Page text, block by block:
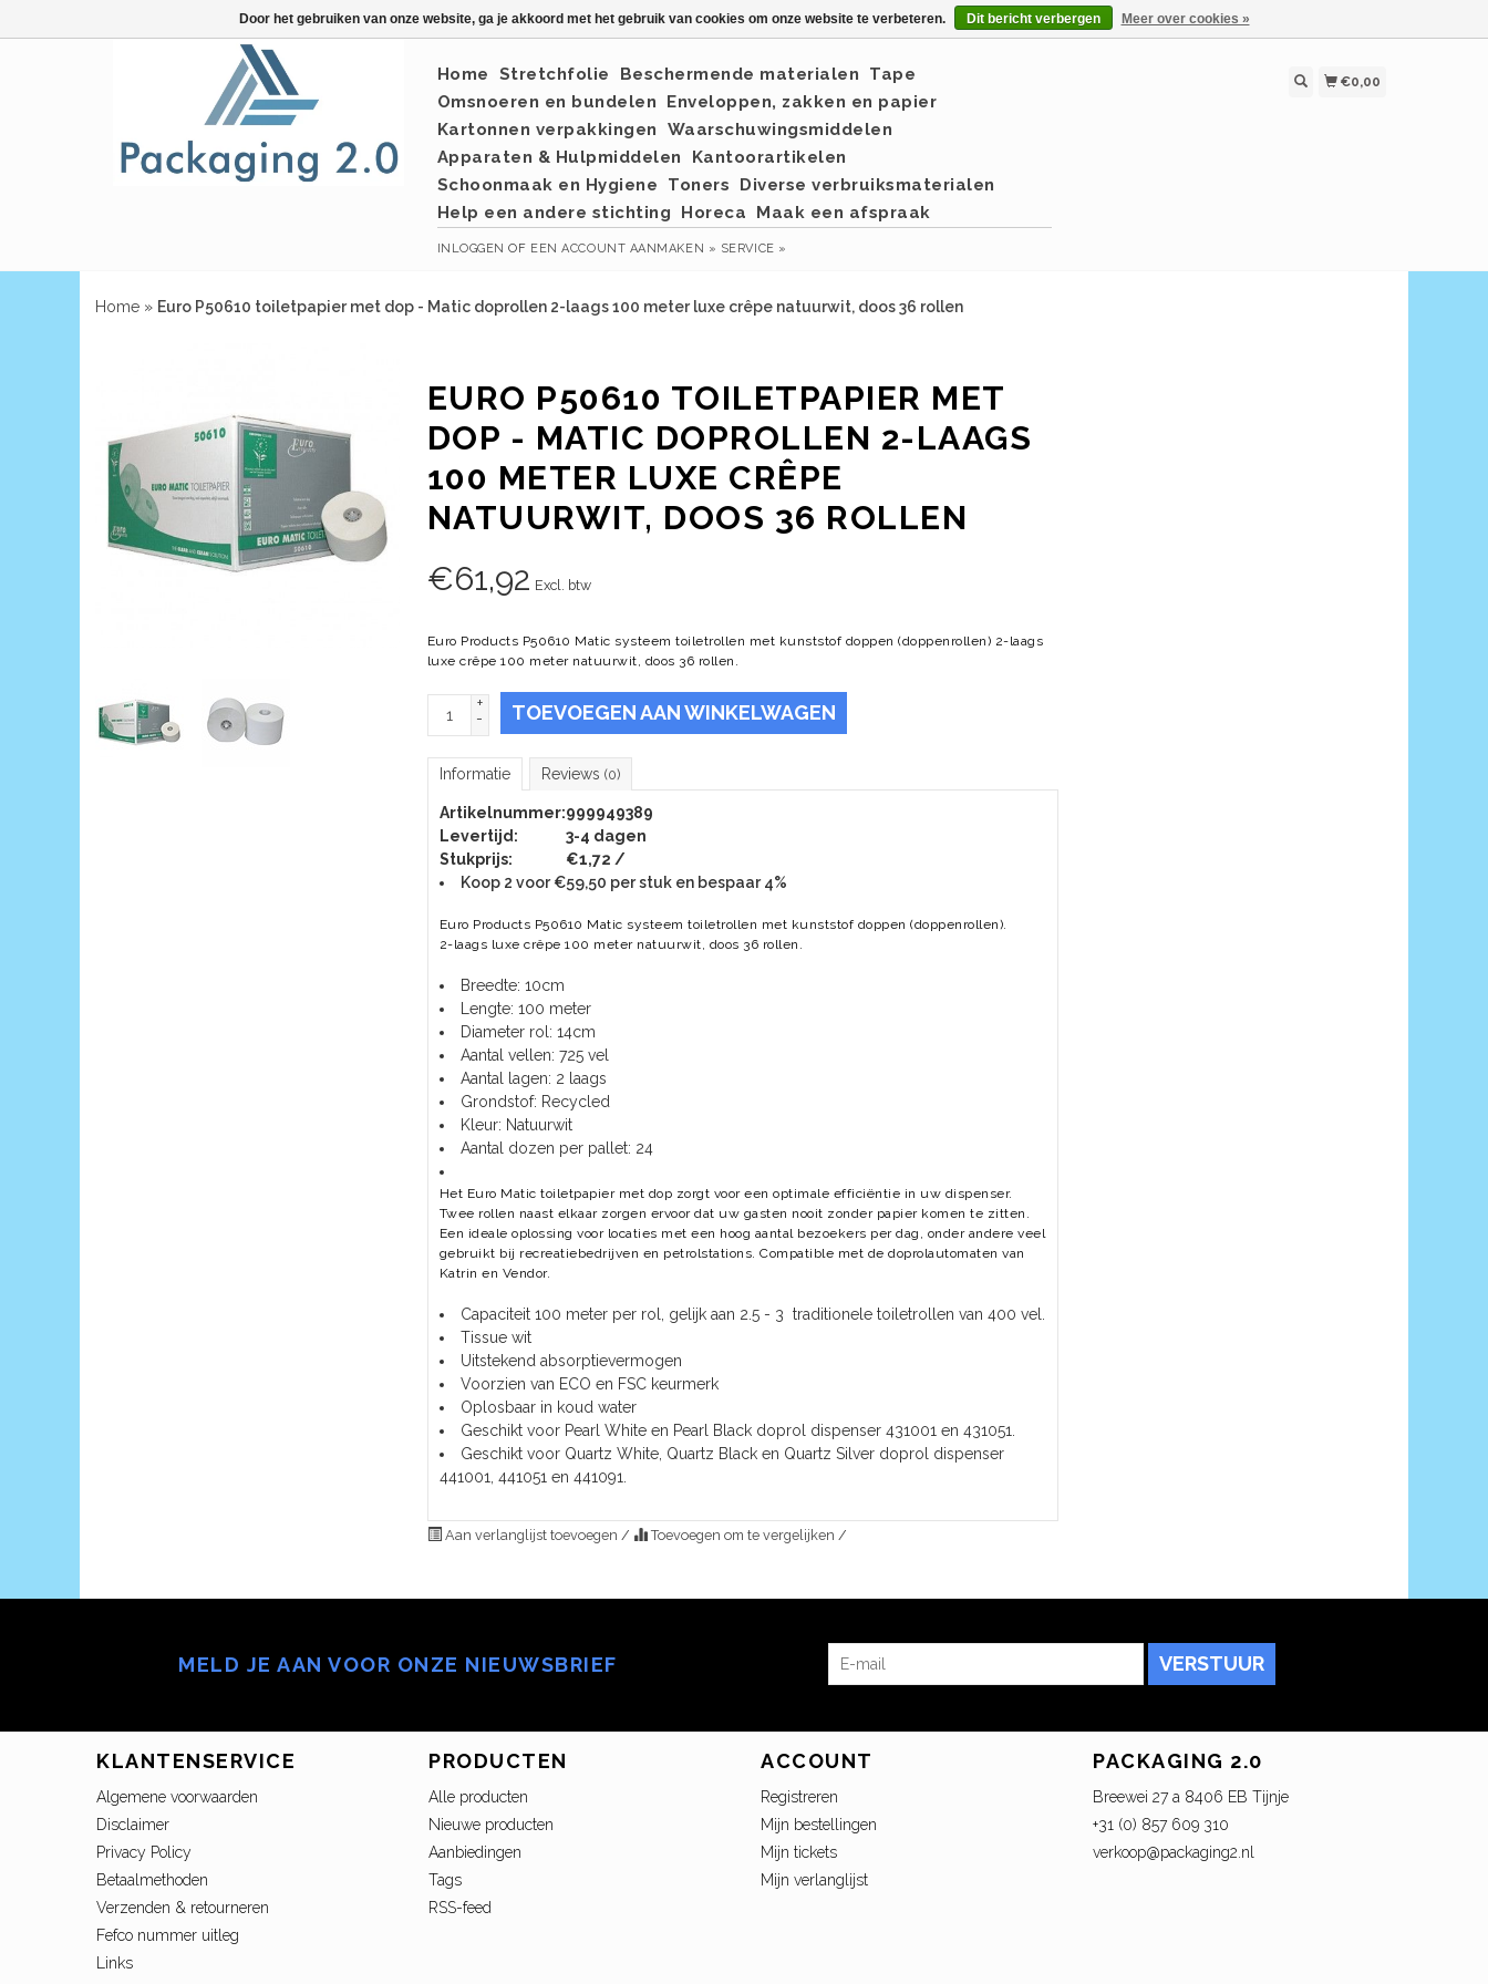
Home Stretchfolie Beschermende materialen
Tape
Omsnoeren en bundelen
Enveloppen, zakken en papier
Kartonnen verpakkingen
Waarschuwingsmiddelen
Apparaten & Hulpmiddelen
Kantoorartikelen
Schoonmaak en Hygiene
Toners
Diverse verbruiksmaterialen
Help een andere stichting
Horeca Maak een afspraak
INLOGGEN OF EEN ACCOUNT AANMAKEN » SERVICE »
€0,00
Home » Euro P50610 toiletpapier met dop - Matic doprollen 2-laags 100 meter luxe crêpe natuurwit, doos 36 rollen
EURO P50610 TOILETPAPIER MET
DOP - MATIC DOPROLLEN 2-LAAGS
100 METER LUXE CRÊPE
NATUURWIT, DOOS 36 ROLLEN
€61,92 Excl. btw
Euro Products P50610 Matic systeem toiletrollen met kunststof doppen (doppenrollen) 2-laags
luxe crêpe 100 meter natuurwit, doos 36 rollen.
+
-
TOEVOEGEN AAN WINKELWAGEN
Informatie Reviews (0)
Artikelnummer:999949389
Levertijd:
3-4 dagen
Stukprijs:
€1,72 /
Koop 2 voor €59,50 per stuk en bespaar 4%
Euro Products P50610 Matic systeem toiletrollen met kunststof doppen (doppenrollen).
2-laags luxe crêpe 100 meter natuurwit, doos 36 rollen.
Breedte: 10cm
Lengte: 100 meter
Diameter rol: 14cm
Aantal vellen: 725 vel
​Aantal lagen: 2 laags
Grondstof: Recycled
Kleur: Natuurwit
Aantal dozen per pallet: 24
Het Euro Matic toiletpapier met dop zorgt voor een optimale efficiëntie in uw dispenser.
Twee rollen naast elkaar zorgen ervoor dat uw gasten nooit zonder papier komen te zitten.
Een ideale oplossing voor locaties met een hoog aantal bezoekers per dag, onder andere veel
gebruikt bij recreatiebedrijven en petrolstations. Compatible met de doprolautomaten van
Katrin en Vendor.
Capaciteit 100 meter per rol, gelijk aan 2.5 - 3 traditionele toiletrollen van 400 vel.
Tissue wit
Uitstekend absorptievermogen
Voorzien van ECO en FSC keurmerk
Oplosbaar in koud water
Geschikt voor Pearl White en Pearl Black doprol dispenser 431001 en 431051.
Geschikt voor Quartz White, Quartz Black en Quartz Silver doprol dispenser
441001, 441051 en 441091.
Aan verlanglijst toevoegen / Toevoegen om te vergelijken /
MELD JE AAN VOOR ONZE NIEUWSBRIEF VERSTUUR
KLANTENSERVICE
Algemene voorwaarden
Disclaimer
Privacy Policy
Betaalmethoden
Verzenden & retourneren
Fefco nummer uitleg
Links
PRODUCTEN
Alle producten
Nieuwe producten
Aanbiedingen
Tags
RSS-feed
ACCOUNT
Registreren
Mijn bestellingen
Mijn tickets
Mijn verlanglijst
PACKAGING 2.0
Breewei 27 a 8406 EB Tijnje
+31 (0) 857 609 310
verkoop@packaging2.nl
Door het gebruiken van onze website, ga je akkoord met het gebruik van cookies om onze website te verbeteren. Dit bericht verbergen Meer over cookies »